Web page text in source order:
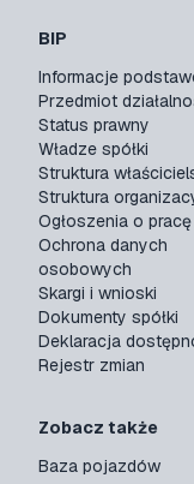
BIP
Informacje
Przedmiot
Status prawny
Władze spółki
Struktura
Struktura
Ogłoszenia o pracę
Ochrona danych
osobowych
Skargi i wnioski
Dokumenty spółki
Deklaracja
Rejestr zmian
Zobacz także
Baza pojazdów